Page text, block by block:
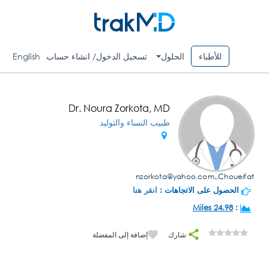
للأطباء الحلول تسجيل الدخول/ انشاء حساب English
Dr. Noura Zorkota, MD
طبيب النساء والتوليد
nzorkota@yahoo.com,,Choueifat
الحصول على الاتجاهات : انقر هنا
:
24.98 Miles
شارك إضافة إلى المفضلة